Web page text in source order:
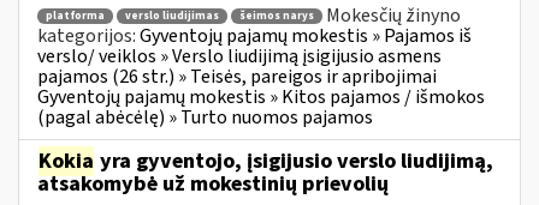
platforma verslo liudijimas šeimos narys
Mokesčių žinyno
kategorijos:Gyventojų pajamų mokestis » Pajamos iš
verslo/ veiklos » Verslo liudijimą įsigijusio asmens
pajamos (26 str.) » Teisės, pareigos ir apribojimai
Gyventojų pajamų mokestis » Kitos pajamos / išmokos
(pagal abėcėlę) » Turto nuomos pajamos
Kokia yra gyventojo, įsigijusio verslo liudijimą,
atsakomybė už mokestinių prievolių